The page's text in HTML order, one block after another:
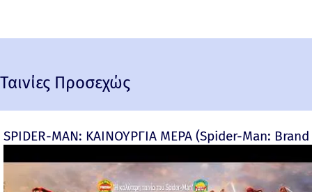
Ταινίες Προσεχώς
SPIDER-MAN: ΚΑΙΝΟΥΡΓΙΑ ΜΕΡΑ (Spider-Man: